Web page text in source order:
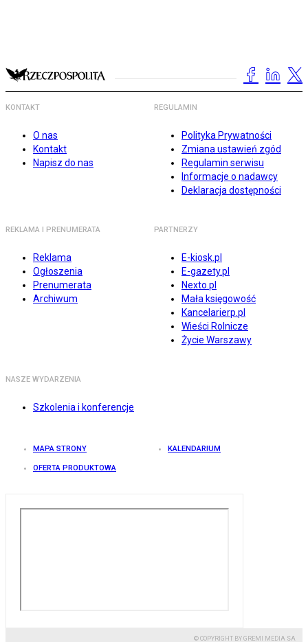
KONTAKT
O nas
Kontakt
Napisz do nas
REGULAMIN
Polityka Prywatności
Zmiana ustawień zgód
Regulamin serwisu
Informacje o nadawcy
Deklaracja dostępności
REKLAMA I PRENUMERATA
Reklama
Ogłoszenia
Prenumerata
Archiwum
PARTNERZY
E-kiosk.pl
E-gazety.pl
Nexto.pl
Mała księgowość
Kancelarierp.pl
Wieści Rolnicze
Życie Warszawy
NASZE WYDARZENIA
Szkolenia i konferencje
MAPA STRONY KALENDARIUM
OFERTA PRODUKTOWA
© COPYRIGHT BY GREMI MEDIA SA